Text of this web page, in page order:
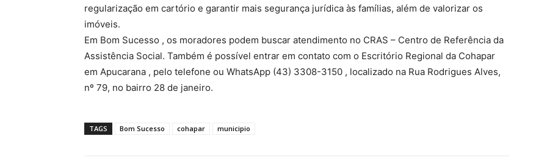
regularização em cartório e garantir mais segurança jurídica às famílias, além de valorizar os
imóveis.
Em Bom Sucesso , os moradores podem buscar atendimento no CRAS – Centro de Referência da
Assistência Social. Também é possível entrar em contato com o Escritório Regional da Cohapar
em Apucarana , pelo telefone ou WhatsApp (43) 3308-3150 , localizado na Rua Rodrigues Alves,
nº 79, no bairro 28 de janeiro.
TAGS Bom Sucesso cohapar municipio